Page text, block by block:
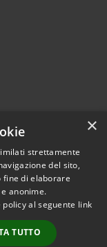
© 2026 • Comune di
• Powered by
•
Accesso
×
strettamente
del sito,
fine di elaborare
anonime.
al seguente link
TUTTO